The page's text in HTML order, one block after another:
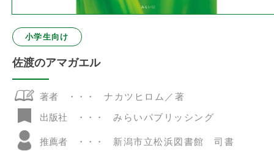
小学生向け
佐渡のアマガエル
著者
ナカツヒロム／著
出版社
みらいパブリッシング
推薦者 新潟市立松浜図書館 司書